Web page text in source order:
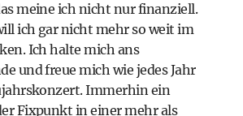
meine ich nicht nur finanziell.
ich gar nicht mehr so weit im
Ich halte mich ans
und freue mich wie jedes Jahr
Immerhin ein
Fixpunkt in einer mehr als